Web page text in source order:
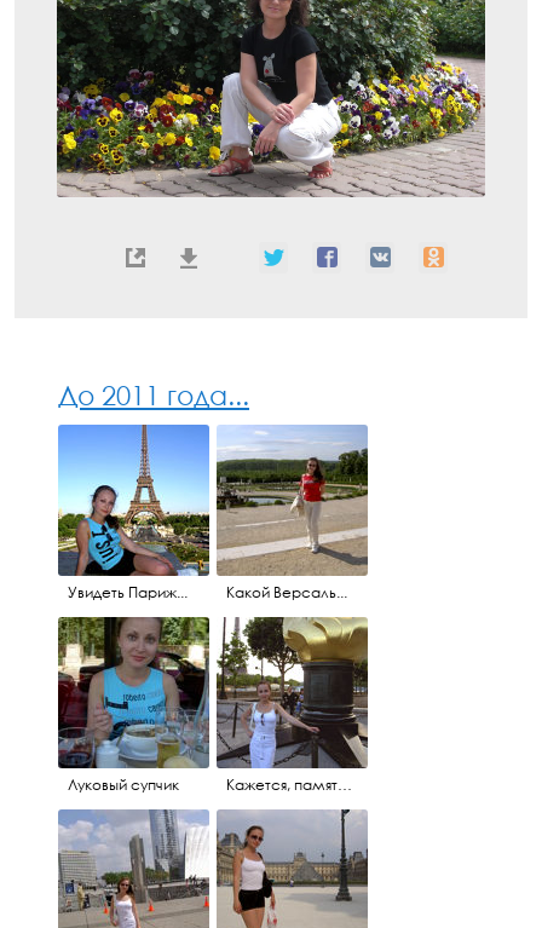
До 2011 года...
Увидеть Париж... Какой Версаль...
Луковый супчик Кажется, памятник леди Ди